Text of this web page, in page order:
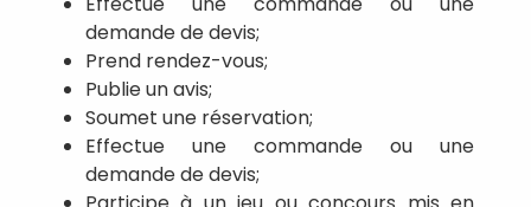
demande de devis;
Prend rendez-vous;
Publie un avis;
Soumet une réservation;
Effectue une commande ou une
demande de devis;